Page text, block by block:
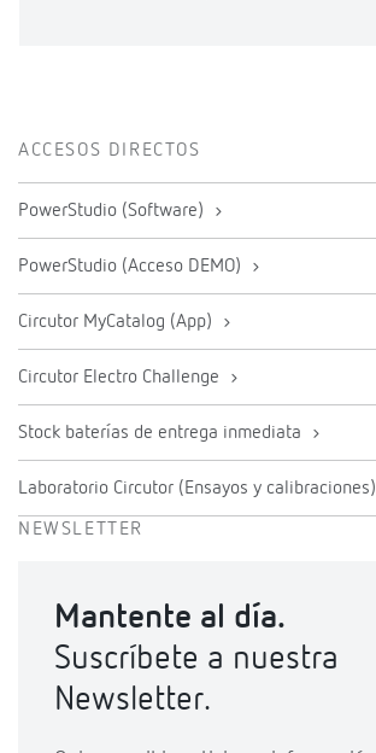
ACCESOS DIRECTOS
PowerStudio (Software)
PowerStudio (Acceso DEMO)
Circutor MyCatalog (App)
Circutor Electro Challenge
Stock baterías de entrega inmediata
Laboratorio Circutor (Ensayos y calibraciones)
NEWSLETTER
Mantente al día.
Suscríbete a nuestra
Newsletter.